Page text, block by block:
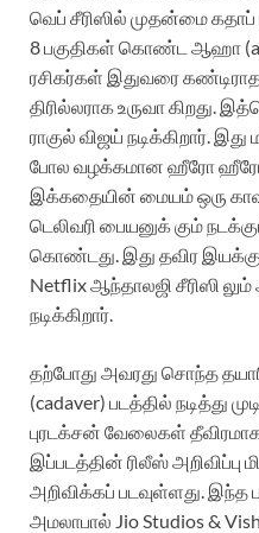
வெப் சீரிஸில் முதன்மை கதாப்
8 பகுதிகள் கொண்ட ஆஹா
ரசிகர்கள் இதுவரை
திரில்லராக உருவா கிறது.
ராகுல் விஜய் நடிக்கிறார்.
போல வழக்கமான ஹீரோ
இக்கதையின் மையம் ஒரு
டெலிவரி பையனுக் கும்
கொண்டது. இது தவிர
Netflix ஆந்தாலஜி சீரிஸி
நடிக்கிறார்.
தற்போது அவரது சொந்த
(cadaver) படத்தில் நடித்து
புரடக்சன் வேலைகள்
இப்படத்தின் ரிலீஸ் அறிவிப்பு
அறிவிக்கப் படவுள்ளது.
அமலாபால் Jio Studios &